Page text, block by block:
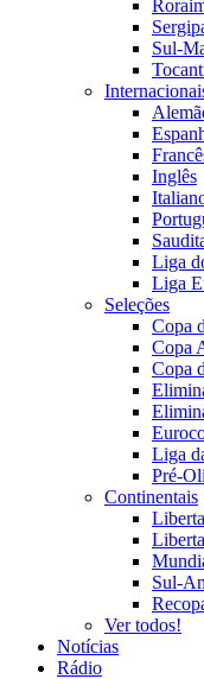
Sul-
Inglês
Liga
Liga
Seleções
Copa
Copa
Copa
Liga
Pré-
Continentais
Sul-
Ver todos!
Notícias
Rádio